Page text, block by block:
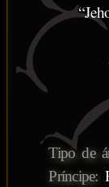
Tipo de
Príncipe: